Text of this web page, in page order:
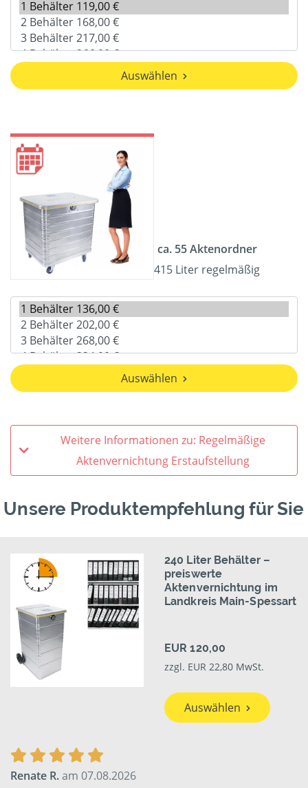
Auswählen
ca. 55 Aktenordner
415 Liter regelmäßig
Auswählen
Weitere Informationen zu: Regelmäßige
Aktenvernichtung Erstaufstellung
Unsere Produktempfehlung für Sie
240 Liter Behälter –
preiswerte
Aktenvernichtung im
Landkreis Main-Spessart
EUR 120,00
zzgl. EUR 22,80 MwSt.
Auswählen
Renate R.am 07.08.2026